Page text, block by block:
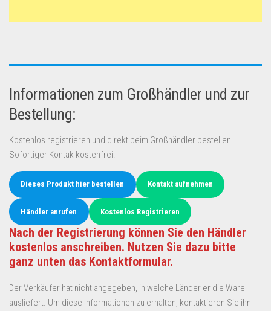
Informationen zum Großhändler und zur
Bestellung:
Kostenlos registrieren und direkt beim Großhändler bestellen.
Sofortiger Kontak kostenfrei.
Dieses Produkt hier bestellen Kontakt aufnehmen
Händler anrufen Kostenlos Registrieren
Nach der Registrierung können Sie den Händler
kostenlos anschreiben. Nutzen Sie dazu bitte
ganz unten das Kontaktformular.
Der Verkäufer hat nicht angegeben, in welche Länder er die Ware
ausliefert. Um diese Informationen zu erhalten, kontaktieren Sie ihn